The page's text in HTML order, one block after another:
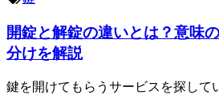
開錠と解錠の違いとは？意味
分けを解説
鍵を開けてもらうサービスを探して